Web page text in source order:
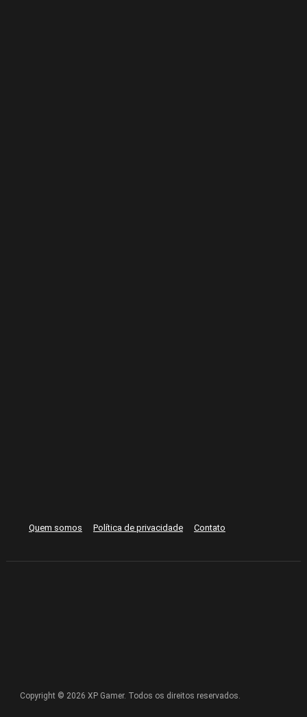
Quem somos Política de privacidade Contato
Copyright © 2026 XP Gamer. Todos os direitos reservados.